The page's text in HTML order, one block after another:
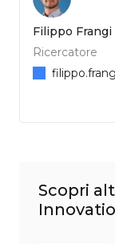
Filippo Frangi
Ricercatore
Scopri